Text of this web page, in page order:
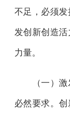
不足，必须
发创新创造
力量。
（一）激发
必然要求。